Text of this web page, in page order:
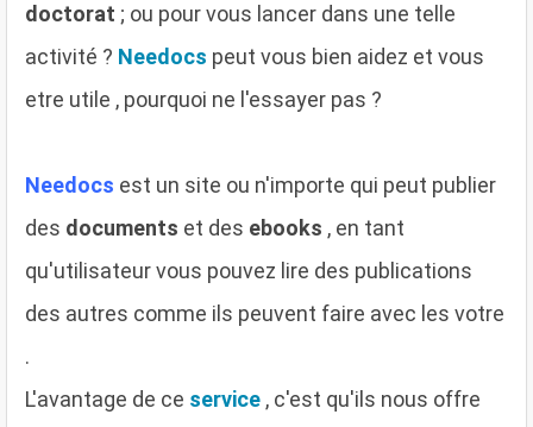
doctorat ; ou pour vous lancer dans une telle
activité ? Needocs peut vous bien aidez et vous
etre utile , pourquoi ne l'essayer pas ?
Needocs est un site ou n'importe qui peut publier
des documents et des ebooks , en tant
qu'utilisateur vous pouvez lire des publications
des autres comme ils peuvent faire avec les votre
.
L'avantage de ce service , c'est qu'ils nous offre